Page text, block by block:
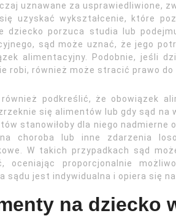
uznawane za usprawiedliwione,
uzyskać wykształcenie, które
dziecko porzuca studia lub
sąd może uznać, że jego
alimentacyjny. Podobnie, jeśli
robi, również może stracić prawo do
podkreślić, że obowiązek
się alimentów lub gdy sąd na
stanowiłoby dla niego
choroba lub inne zdarzenia
W takich przypadkach sąd
oceniając proporcjonalnie
sądu jest indywidualna i opiera się
na dziecko